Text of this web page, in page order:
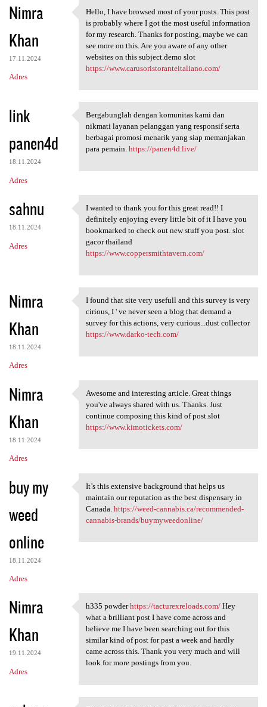
Nimra
Khan
17.11.2024
Adres
Hello, I have browsed most of
Hello, I have browsed most of your posts. This post
is probably where I got the most useful information
for my research. Thanks for posting, maybe we can
see more on this. Are you aware of any other
websites on this subject.demo slot
https://www.carusoristoranteitaliano.com/
link
panen4d
18.11.2024
Adres
Bergabunglah dengan komunitas
Bergabunglah dengan komunitas kami dan
nikmati layanan pelanggan yang responsif serta
berbagai promosi menarik yang siap memanjakan
para pemain. https://panen4d.live/
sahnu
18.11.2024
Adres
I wanted to thank you for
I wanted to thank you for this great read!! I
definitely enjoying every little bit of it I have you
bookmarked to check out new stuff you post. slot
gacor thailand
https://www.coppersmithtavern.com/
Nimra
Khan
18.11.2024
Adres
I found that site very
I found that site very usefull and this survey is very
cirious, I ' ve never seen a blog that demand a
survey for this actions, very curious...dust collector
https://www.darko-tech.com/
Nimra
Khan
18.11.2024
Adres
Awesome and interesting
Awesome and interesting article. Great things
you've always shared with us. Thanks. Just
continue composing this kind of post.slot
https://www.kimotickets.com/
buy my
weed
online
18.11.2024
Adres
It’s this extensive
It’s this extensive background that helps us
maintain our reputation as the best dispensary in
Canada. https://weed-cannabis.ca/recommended-
cannabis-brands/buymyweedonline/
Nimra
Khan
19.11.2024
Adres
h335 powder https:/
h335 powderhttps://tacturexreloads.com/Hey
what a brilliant post I have come across and
believe me I have been searching out for this
similar kind of post for past a week and hardly
came across this. Thank you very much and will
look for more postings from you.